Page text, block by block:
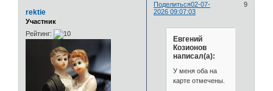
Поделиться 9
02-07-
2026 09:07:03
rektie
Участник
Рейтинг:
Евгений
Козионов
написал(а):
У меня оба на
карте отмечены.